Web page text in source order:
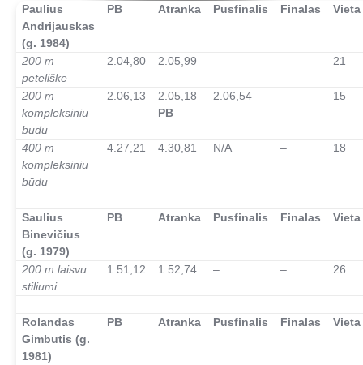
Paulius
Andrijauskas
(g. 1984)
PB Atranka Pusfinalis Finalas Vieta
200 m
peteliške
2.04,80 2.05,99 – – 21
200 m
kompleksiniu
būdu
2.06,13
2.05,18
PB
2.06,54 – 15
400 m
kompleksiniu
būdu
4.27,21 4.30,81 N/A – 18
Saulius
Binevičius
(g. 1979)
PB Atranka Pusfinalis Finalas Vieta
200 m laisvu
stiliumi
1.51,12 1.52,74 – – 26
Rolandas
Gimbutis (g.
1981)
PB Atranka Pusfinalis Finalas Vieta